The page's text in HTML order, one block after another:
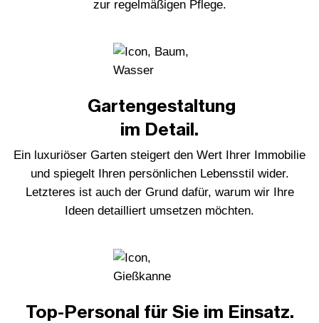
zur regelmäßigen Pflege.
Gartengestaltung
im Detail.
Ein luxuriöser Garten steigert den Wert Ihrer Immobilie
und spiegelt Ihren persönlichen Lebensstil wider.
Letzteres ist auch der Grund dafür, warum wir Ihre
Ideen detailliert umsetzen möchten.
Top-Personal für Sie im Einsatz.